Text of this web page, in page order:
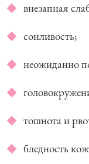
внезапная
сонливость;
неожиданно
тошнота и
бледность